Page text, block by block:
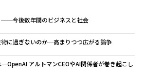
──今後数年間のビジネスと社会
に過ぎないのか─高まりつつ広がる論争
―OpenAI アルトマンCEOやAI関係者が巻き起こし